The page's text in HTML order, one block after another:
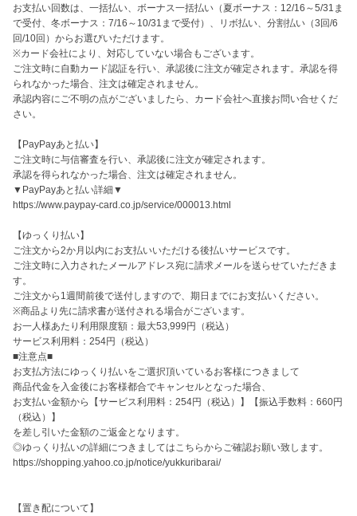
お支払い回数は、一括払い、ボーナス一括払い（夏ボーナス：12/16～5/31ま
で受付、冬ボーナス：7/16～10/31まで受付）、リボ払い、分割払い（3回/6
回/10回）からお選びいただけます。
※カード会社により、対応していない場合もございます。
ご注文時に自動カード認証を行い、承認後に注文が確定されます。承認を得
られなかった場合、注文は確定されません。
承認内容にご不明の点がございましたら、カード会社へ直接お問い合せくだ
さい。
【PayPayあと払い】
ご注文時に与信審査を行い、承認後に注文が確定されます。
承認を得られなかった場合、注文は確定されません。
▼PayPayあと払い詳細▼
https://www.paypay-card.co.jp/service/000013.html
【ゆっくり払い】
ご注文から2か月以内にお支払いいただける後払いサービスです。
ご注文時に入力されたメールアドレス宛に請求メールを送らせていただきま
す。
ご注文から1週間前後で送付しますので、期日までにお支払いください。
※商品より先に請求書が送付される場合がございます。
お一人様あたり利用限度額：最大53,999円（税込）
サービス利用料：254円（税込）
■注意点■
お支払方法にゆっくり払いをご選択頂いているお客様につきまして
商品代金を入金後にお客様都合でキャンセルとなった場合、
お支払い金額から【サービス利用料：254円（税込）】【振込手数料：660円
（税込）】
を差し引いた金額のご返金となります。
◎ゆっくり払いの詳細につきましてはこちらからご確認お願い致します。
https://shopping.yahoo.co.jp/notice/yukkuribarai/
【置き配について】